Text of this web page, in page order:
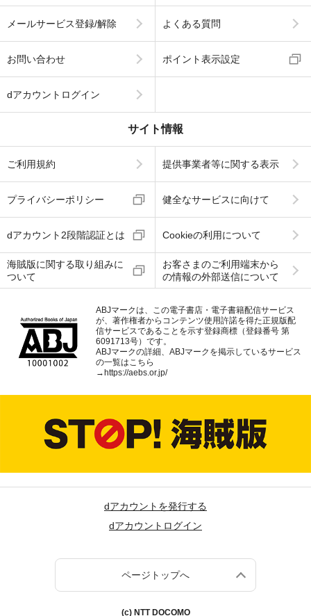
メールサービス登録/解除 よくある質問
お問い合わせ ポイント表示設定
dアカウントログイン
サイト情報
ご利用規約 提供事業者等に関する表示
プライバシーポリシー 健全なサービスに向けて
dアカウント2段階認証とは Cookieの利用について
海賊版に関する取り組みに
ついて
お客さまのご利用端末から
の情報の外部送信について
ABJマークは、この電子書店・電子書籍配信サービス
が、著作権者からコンテンツ使用許諾を得た正規版配
信サービスであることを示す登録商標（登録番号 第
6091713号）です。
ABJマークの詳細、ABJマークを掲示しているサービス
の一覧はこちら
→ https://aebs.or.jp/
dアカウントを発行する
dアカウントログイン
ページトップへ
(c) NTT DOCOMO